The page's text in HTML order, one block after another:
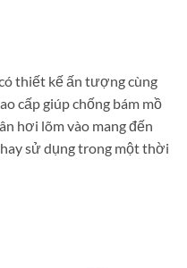
thiết kế ấn tượng cùng
cấp giúp chống bám mồ
hơi lõm vào mang đến
sử dụng trong một thời